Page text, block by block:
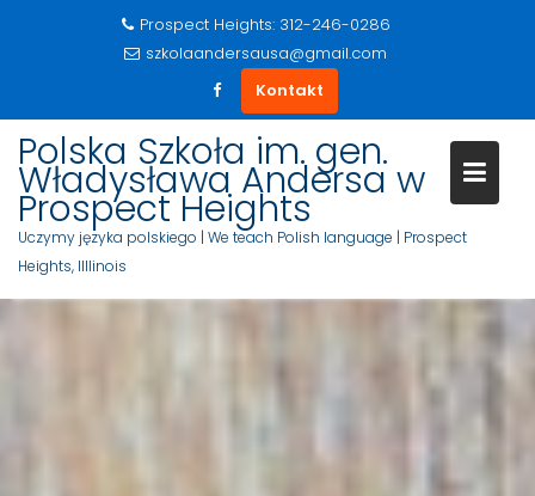
c
Prospect Heights: 312-246-0286
szkolaandersausa@gmail.com
Kontakt
Polska Szkoła im. gen.
Władysława Andersa w
Prospect Heights
Uczymy języka polskiego | We teach Polish language | Prospect
Heights, Illlinois